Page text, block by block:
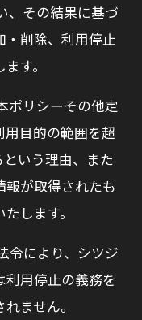
、その結果に基づ
・削除、利用停止
す。
ポリシーその他定
用目的の範囲を超
いう理由、また
報が取得されたも
します。
令により、シツジ
利用停止の義務を
ません。